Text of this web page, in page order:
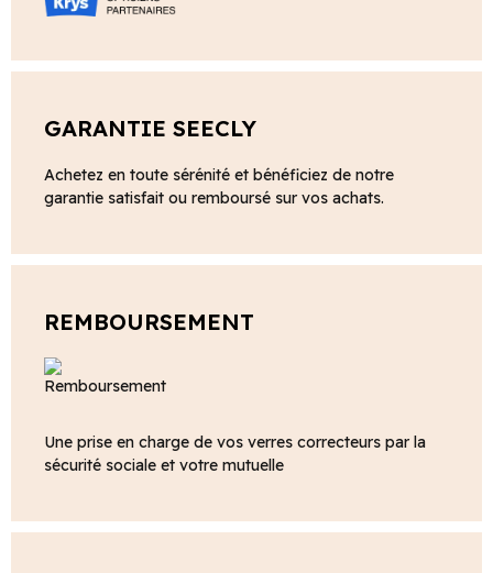
GARANTIE SEECLY
Achetez en toute sérénité et bénéficiez de notre
garantie satisfait ou remboursé sur vos achats.
REMBOURSEMENT
Une prise en charge de vos verres correcteurs par la
sécurité sociale et votre mutuelle